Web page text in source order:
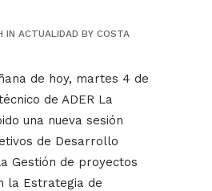
IN ACTUALIDAD BY COSTA
de hoy, martes 4 de
de ADER La
una nueva sesión
de Desarrollo
Gestión de proyectos
la Estrategia de